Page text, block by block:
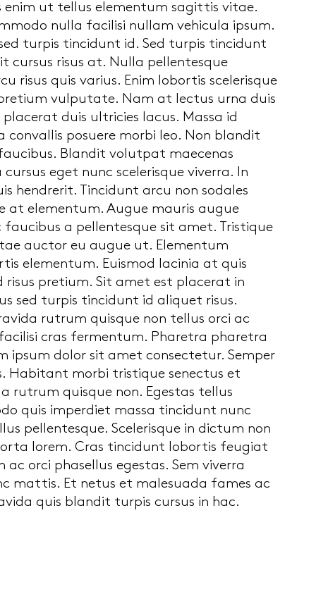
ut tellus elementum sagittis vitae.
nulla facilisi nullam vehicula ipsum.
turpis tincidunt id. Sed turpis tincidunt
cursus risus at. Nulla pellentesque
risus quis varius. Enim lobortis scelerisque
vulputate. Nam at lectus urna duis
duis ultricies lacus. Massa id
posuere morbi leo. Non blandit
Blandit volutpat maecenas
eget nunc scelerisque viverra. In
hendrerit. Tincidunt arcu non sodales
at elementum. Augue mauris augue
a pellentesque sit amet. Tristique
auctor eu augue ut. Elementum
elementum. Euismod lacinia at quis
risus pretium. Sit amet est placerat in
sed turpis tincidunt id aliquet risus.
rutrum quisque non tellus orci ac
cras fermentum. Pharetra pharetra
ipsum dolor sit amet consectetur. Semper
Habitant morbi tristique senectus et
rutrum quisque non. Egestas tellus
quis imperdiet massa tincidunt nunc
pellentesque. Scelerisque in dictum non
lorem. Cras tincidunt lobortis feugiat
orci phasellus egestas. Sem viverra
mattis. Et netus et malesuada fames ac
quis blandit turpis cursus in hac.